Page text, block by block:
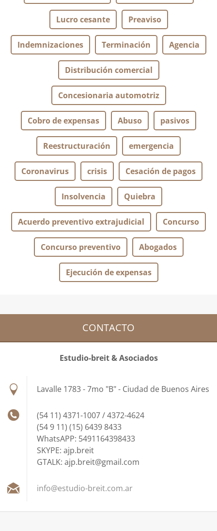
Lucro cesante Preaviso
Indemnizaciones Terminación Agencia
Distribución comercial
Concesionaria automotriz
Cobro de expensas Abuso pasivos
Reestructuración emergencia
Coronavirus crisis Cesación de pagos
Insolvencia Quiebra
Acuerdo preventivo extrajudicial Concurso
Concurso preventivo Abogados
Ejecución de expensas
CONTACTO
Estudio-breit & Asociados
Lavalle 1783 - 7mo "B" - Ciudad de Buenos Aires
(54 11) 4371-1007 / 4372-4624
(54 9 11) (15) 6439 8433
WhatsAPP: 5491164398433
SKYPE: ajp.breit
GTALK: ajp.breit@gmail.com
info@estudio-breit.com.ar